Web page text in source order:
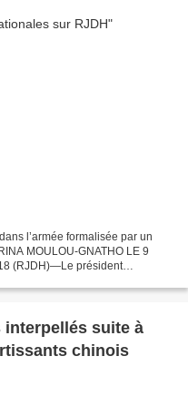
l’armée formalisée par un
MOULOU-GNATHO LE 9
(RJDH)—Le président
interpellés suite à
chinois